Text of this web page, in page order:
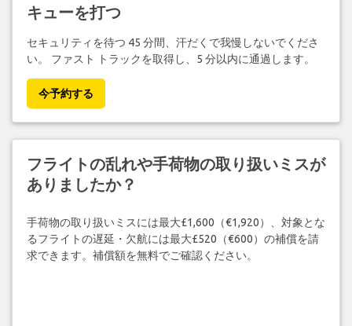
キューを打つ
セキュリティを待つ 45 分間、汗だくで我慢しないでくださ
い。 ファスト トラックを取得し、5 分以内に通過します。
今予約する
フライトの乱れや手荷物の取り扱いミスが
ありましたか？
手荷物の取り扱いミスには最大£1,600（€1,920）、対象とな
るフライトの遅延・欠航には最大£520（€600）の補償を請
求できます。補償額を無料でご確認ください。